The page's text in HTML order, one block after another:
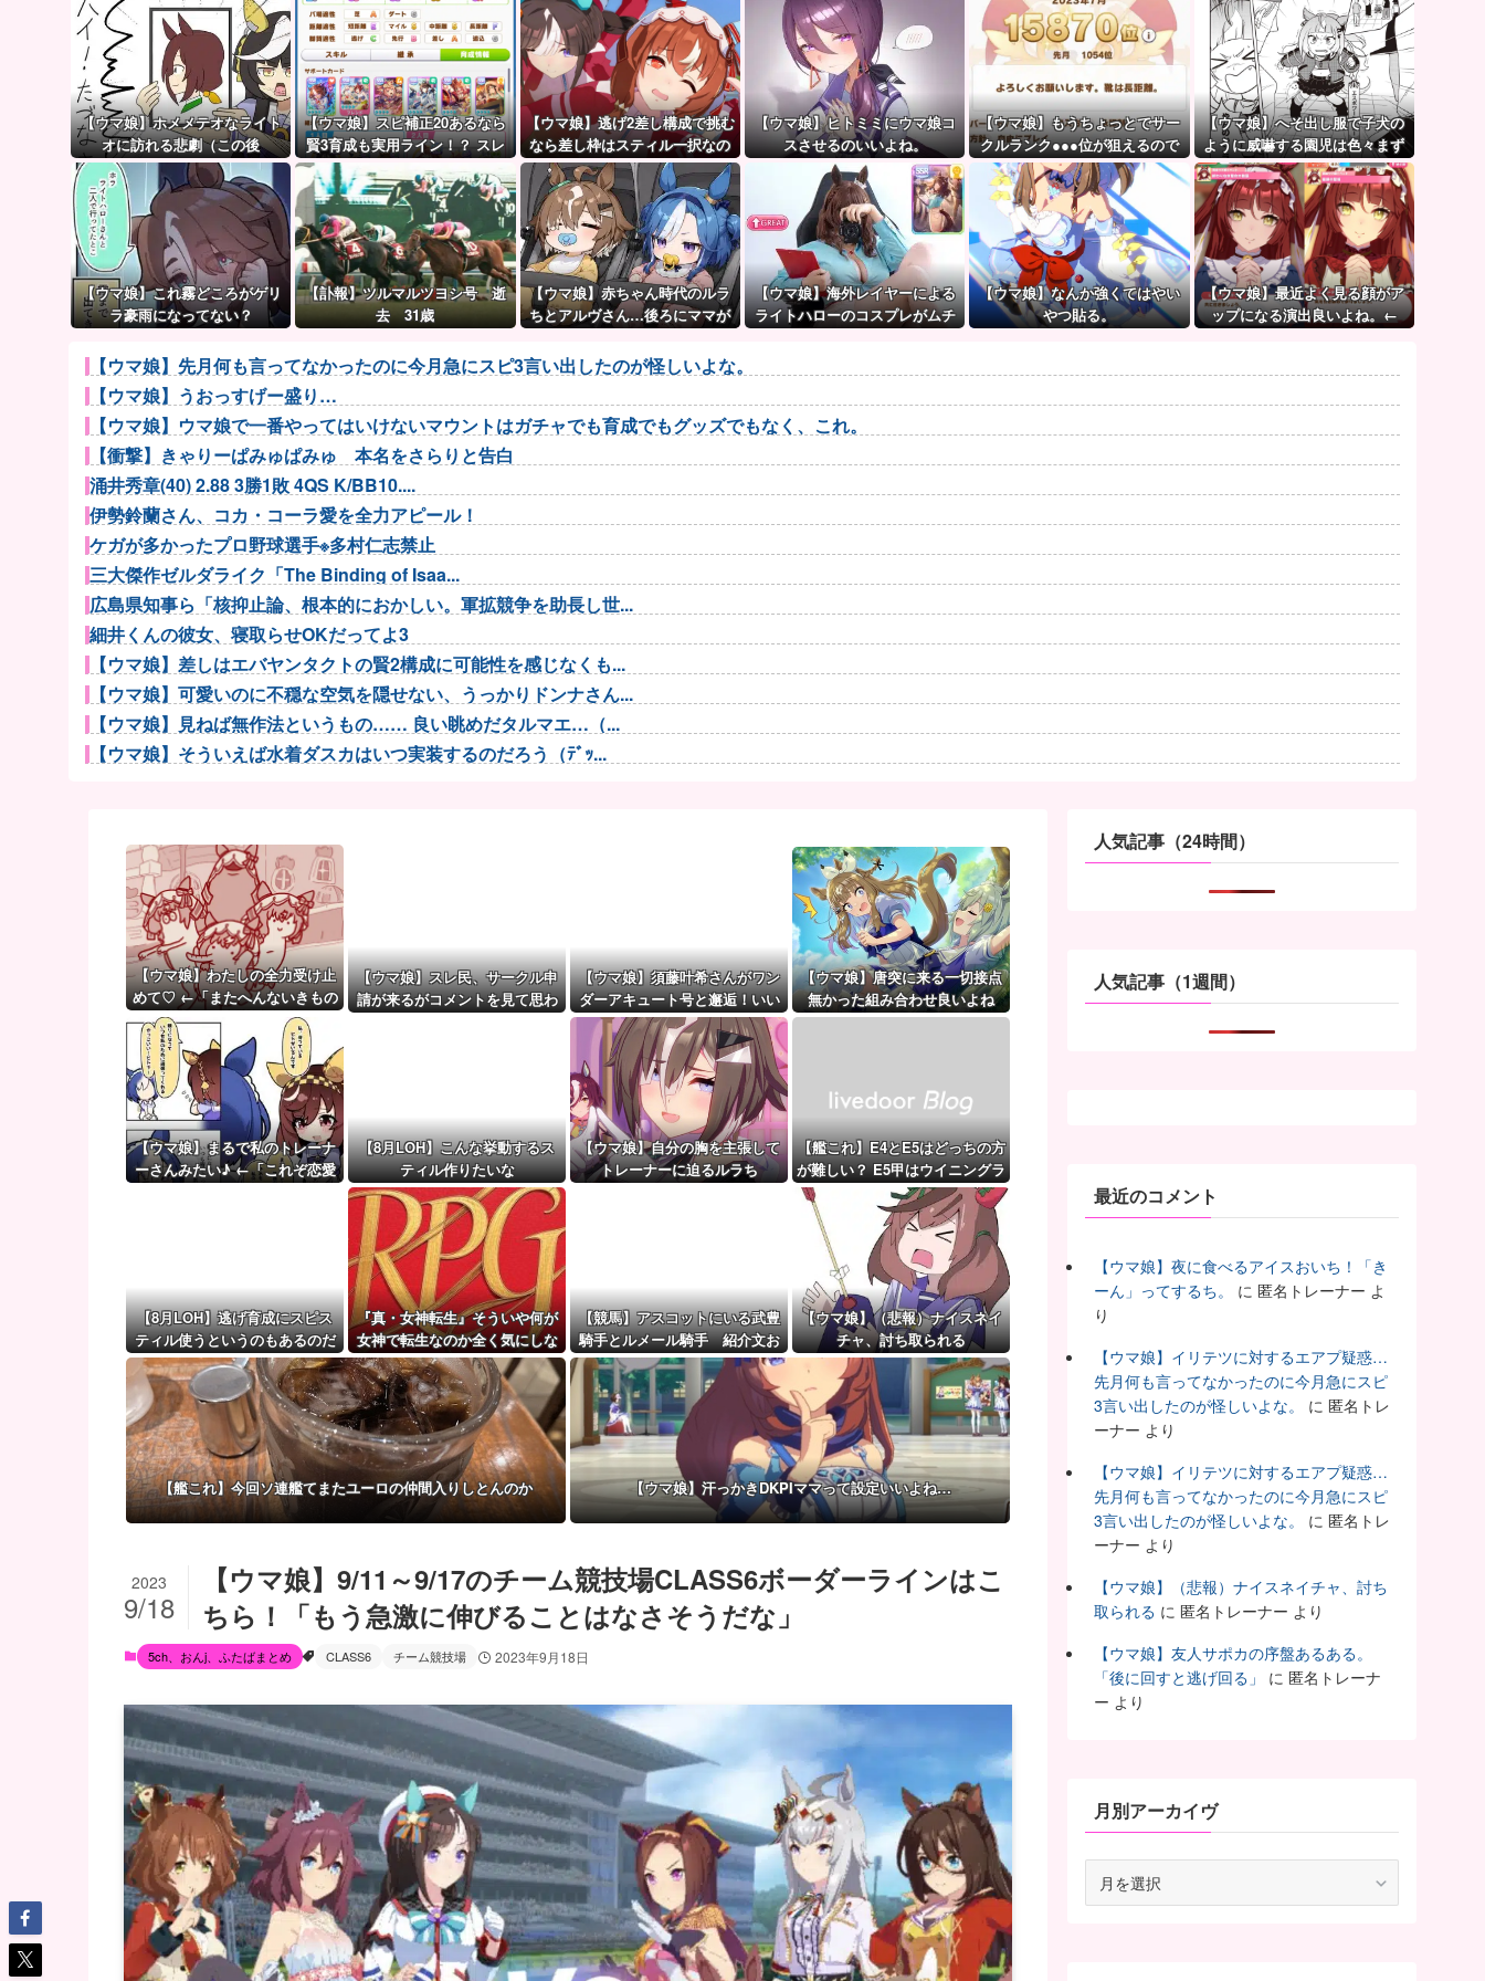
【ウマ娘】ホメメテオなライト
オに訪れる悲劇（この後
【ウマ娘】スピ補正20あるなら
賢3育成も実用ライン！？ スレ
民の育成した夏ドーベルが仕上
がりつつある件
【ウマ娘】逃げ2差し構成で挑む
なら差し枠はスティル一択なの
だ。
【ウマ娘】ヒトミミにウマ娘コ
スさせるのいいよね。
【ウマ娘】もうちょっとでサー
クルランク●●●位が狙えるので
頑張りましょう。← これ
【ウマ娘】へそ出し服で子犬の
ように威嚇する園児は色々まず
い（ピスゴル）
【ウマ娘】これ霧どころがゲリ
ラ豪雨になってない？
【訃報】ツルマルツヨシ号 逝
去 31歳
【ウマ娘】赤ちゃん時代のルラ
ちとアルヴさん…後ろにママが
【ウマ娘】海外レイヤーによる
ライトハローのコスプレがムチ
【ウマ娘】なんか強くてはやい
やつ貼る。
【ウマ娘】最近よく見る顔がア
ップになる演出良いよね。←
【ウマ娘】先月何も言ってなかったのに今月急にスピ3言い出したのが怪しいよな。
【ウマ娘】うおっすげー盛り…
【ウマ娘】ウマ娘で一番やってはいけないマウントはガチャでも育成でもグッズでもなく、これ。
【衝撃】きゃりーぱみゅぱみゅ 本名をさらりと告白
涌井秀章(40) 2.88 3勝1敗 4QS K/BB10....
伊勢鈴蘭さん、コカ・コーラ愛を全力アピール！
ケガが多かったプロ野球選手※多村仁志禁止
三大傑作ゼルダライク「The Binding of Isaa...
広島県知事ら「核抑止論、根本的におかしい。軍拡競争を助長し世...
細井くんの彼女、寝取らせOKだってよ3
【ウマ娘】差しはエバヤンタクトの賢2構成に可能性を感じなくも...
【ウマ娘】可愛いのに不穏な空気を隠せない、うっかりドンナさん...
【ウマ娘】見ねば無作法というもの…… 良い眺めだタルマエ…（...
【ウマ娘】そういえば水着ダスカはいつ実装するのだろう（ﾃﾞｯ...
富士登山ツアー中に64歳男性死亡 8合目付近で意識失う
【朗報】長野桃羽「嗣永桃子さんと道重さゆみさんが理想のアイド...
旦那の同僚女が旦那の元カノ。なのにしょっちゅうペアで仕事して...
外国人「2002年W杯は?」韓国サッカーに衝撃的不祥事！W杯...
【NBA】ニック・ナースもレブロン・ジェームズのPG起用を示...
ウクライナ軍参謀本部「今年のロシア軍死傷者24万人…新規兵力...
【ウマ娘】（審議）無凸ブーケと完凸シャカール、中距離先行編成...
【ウマ娘】覚醒Lv6、7の解放が今後2か月置きに実装予定！第...
【ウマ娘】わたしの全力受け止
めて♡ ←「またへんないきもの
がふえてる…」
【ウマ娘】スレ民、サークル申
請が来るがコメントを見て思わ
【ウマ娘】須藤叶希さんがワン
ダーアキュート号と邂逅！いい
ツーショットだ
【ウマ娘】唐突に来る一切接点
無かった組み合わせ良いよね
【ウマ娘】まるで私のトレーナ
ーさんみたい♪ ←「これぞ恋愛
【8月LOH】こんな挙動するス
ティル作りたいな
【ウマ娘】自分の胸を主張して
トレーナーに迫るルラち
【艦これ】E4とE5はどっちの方
が難しい？ E5甲はウイニングラ
ンって聞いたんだけど
【8月LOH】逃げ育成にスピス
ティル使うというのもあるのだ
な
『真・女神転生』そういや何が
女神で転生なのか全く気にしな
いでプレイしてた『真・女神転
生2』
【競馬】アスコットにいる武豊
騎手とルメール騎手 紹介文お
かしくね？
【ウマ娘】（悲報）ナイスネイ
チャ、討ち取られる
【艦これ】今回ソ連艦てまたユーロの仲間入りしとんのか 【ウマ娘】汗っかきDKPIママって設定いいよね…
【ウマ娘】9/11～9/17のチーム競技場CLASS6ボーダーラインはこ
ちら！「もう急激に伸びることはなさそうだな」
2023
9/18
5ch、おんj、ふたばまとめ CLASS6 チーム競技場 2023年9月18日
人気記事（24時間）
人気記事（1週間）
最近のコメント
【ウマ娘】夜に食べるアイスおいち！「き
ーん」ってするち。
に 匿名トレーナー よ
り
【ウマ娘】イリテツに対するエアプ疑惑…
先月何も言ってなかったのに今月急にスピ
3言い出したのが怪しいよな。
に 匿名トレ
ーナー より
【ウマ娘】イリテツに対するエアプ疑惑…
先月何も言ってなかったのに今月急にスピ
3言い出したのが怪しいよな。
に 匿名トレ
ーナー より
【ウマ娘】（悲報）ナイスネイチャ、討ち
取られる に 匿名トレーナー より
【ウマ娘】友人サポカの序盤あるある。
「後に回すと逃げ回る」
に 匿名トレーナ
ー より
月別アーカイヴ